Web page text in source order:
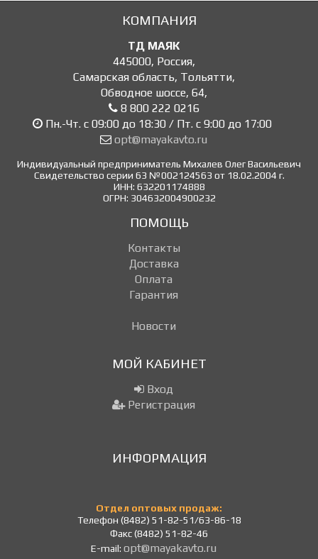
КОМПАНИЯ
ТД МАЯК
445000, Россия,
Самарская область, Тольятти,
Обводное шоссе, 64,
8 800 222 0216
Пн.-Чт. с 09:00 до 18:30 / Пт. с 9:00 до 17:00
opt@mayakavto.ru
Индивидуальный предприниматель Михалев Олег Васильевич
Свидетельство серии 63 №002124563 от 18.02.2004 г.
ИНН: 632201174888
ОГРН: 304632004900232
ПОМОЩЬ
Контакты
Доставка
Оплата
Гарантия
Новости
МОЙ КАБИНЕТ
Вход
Регистрация
ИНФОРМАЦИЯ
Отдел оптовых продаж:
Телефон (8482) 51-82-51/63-86-18
Факс (8482) 51-82-46
E-mail: opt@mayakavto.ru